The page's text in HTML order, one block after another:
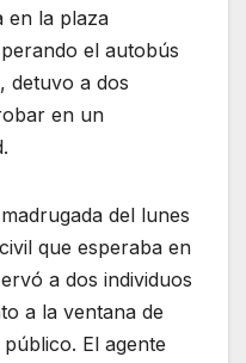
en la plaza
el autobús
detuvo a dos
en un
del lunes
que esperaba en
a dos individuos
a la ventana de
El agente